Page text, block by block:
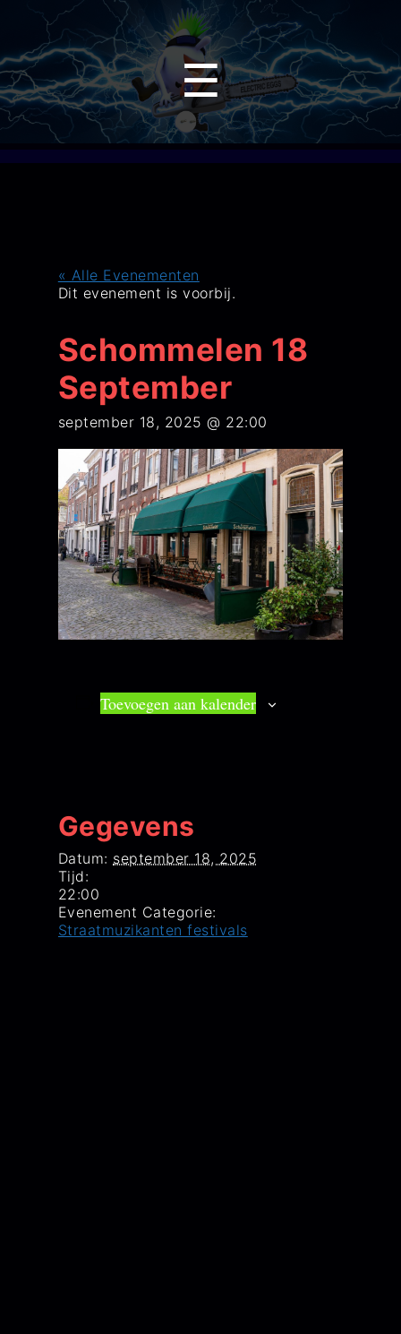
☰Menu
« Alle Evenementen
Dit evenement is voorbij.
Schommelen 18
September
september 18, 2025 @ 22:00
Toevoegen aan kalender
Gegevens
Datum: september 18, 2025
Tijd:
22:00
Evenement Categorie:
Straatmuzikanten festivals